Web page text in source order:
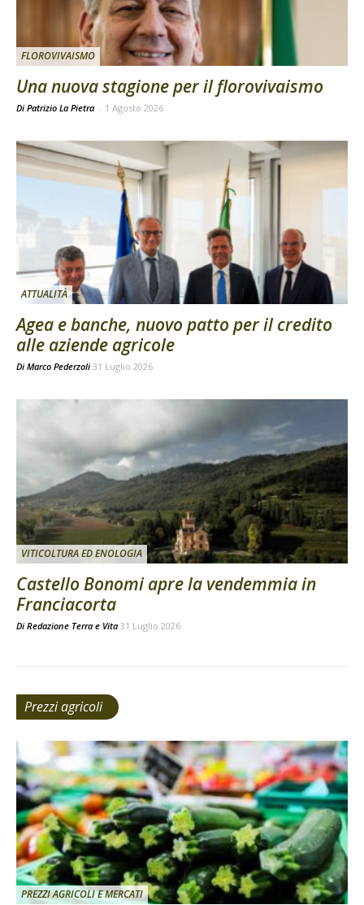
FLOROVIVAISMO
Una nuova stagione per il florovivaismo
Di Patrizio La Pietra - 1 Agosto 2026
ATTUALITÀ
Agea e banche, nuovo patto per il credito
alle aziende agricole
Di Marco Pederzoli 31 Luglio 2026
VITICOLTURA ED ENOLOGIA
Castello Bonomi apre la vendemmia in
Franciacorta
Di Redazione Terra e Vita 31 Luglio 2026
Prezzi agricoli
PREZZI AGRICOLI E MERCATI